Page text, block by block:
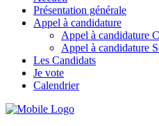
Présentation générale
Appel à candidature
Appel à candidature
Appel à candidature
Les Candidats
Je vote
Calendrier